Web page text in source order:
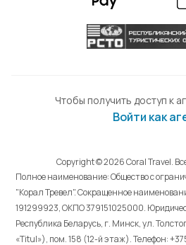
Чтобы получить доступ к
Войти как
Copyright © 2026 Coral Travel.
Полное наименование: Общество с
"Корал Тревел". Сокращенное
191299923, ОКПО 379151025000.
Республика Беларусь, г. Минск, ул.
«Titul»), пом. 158 (12-й этаж). Телефон: